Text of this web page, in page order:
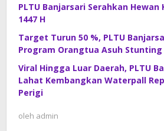
PLTU Banjarsari Serahkan Hewan
1447 H
Target Turun 50 %, PLTU
Program Orangtua Asuh Stunting
Viral Hingga Luar Daerah, PLTU
Lahat Kembangkan Waterpall
Perigi
oleh admin